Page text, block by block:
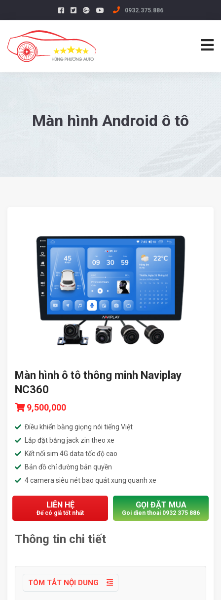
0932.375.886
Màn hình Android ô tô
Màn hình ô tô thông minh Naviplay
NC360
9,500,000
Điều khiển bằng giọng nói tiếng Việt
Lắp đặt bằng jack zin theo xe
Kết nối sim 4G data tốc độ cao
Bản đồ chỉ đường bản quyền
4 camera siêu nét bao quát xung quanh xe
LIÊN HỆ
Để có giá tốt nhất
GỌI ĐẶT MUA
Goi dien thoai 0932 375 886
Thông tin chi tiết
TÓM TẮT NỘI DUNG